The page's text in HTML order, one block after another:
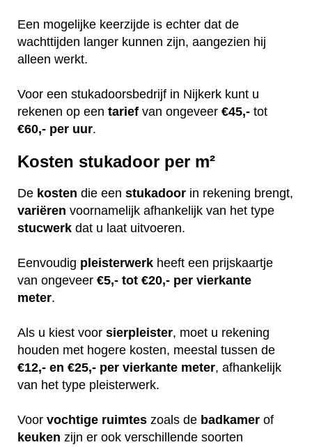
Een mogelijke keerzijde is echter dat de
wachttijden langer kunnen zijn, aangezien hij
alleen werkt.
Voor een stukadoorsbedrijf in Nijkerk kunt u
rekenen op een tarief van ongeveer €45,- tot
€60,- per uur.
Kosten stukadoor per m²
De kosten die een stukadoor in rekening brengt,
variëren voornamelijk afhankelijk van het type
stucwerk dat u laat uitvoeren.
Eenvoudig pleisterwerk heeft een prijskaartje
van ongeveer €5,- tot €20,- per vierkante
meter.
Als u kiest voor sierpleister, moet u rekening
houden met hogere kosten, meestal tussen de
€12,- en €25,- per vierkante meter, afhankelijk
van het type pleisterwerk.
Voor vochtige ruimtes zoals de badkamer of
keuken zijn er ook verschillende soorten